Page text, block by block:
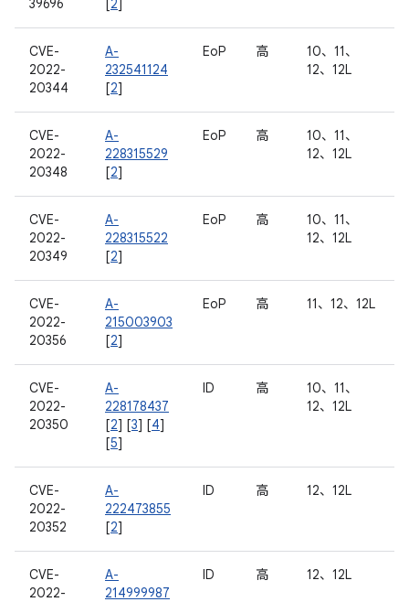
39696 2
CVE-
2022-
20344
A-
232541124
[2]
EoP 高
10、11、
12、12L
CVE-
2022-
20348
A-
228315529
[2]
EoP 高
10、11、
12、12L
CVE-
2022-
20349
A-
228315522
[2]
EoP 高
10、11、
12、12L
CVE-
2022-
20356
A-
215003903
[2]
EoP 高 11、12、12L
CVE-
2022-
20350
A-
228178437
[2] [3] [4]
[5]
ID 高
10、11、
12、12L
CVE-
2022-
20352
A-
222473855
[2]
ID 高 12、12L
CVE-
2022-
A-
214999987
ID 高 12、12L